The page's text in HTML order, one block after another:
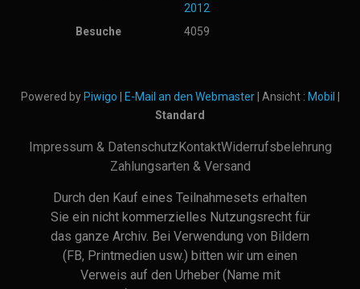
2012
Besuche
4059
Powered by Piwigo E-Mail an den Webmaster| Ansicht : Mobil
Standard
Impressum & DatenschutzKontaktWiderrufsbelehrung
Zahlungsarten & Versand
Durch den Kauf eines Teilnahmesets erhalten
Sie ein nicht kommerzielles Nutzungsrecht für
das ganze Archiv. Bei Verwendung von Bildern
(FB, Printmedien usw.) bitten wir um einen
Verweis auf den Urheber (Name mit